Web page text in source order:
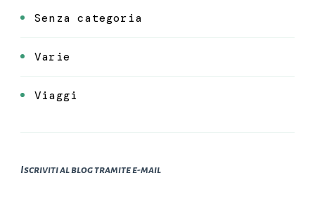
Senza categoria
Varie
Viaggi
Iscriviti al blog tramite e-mail